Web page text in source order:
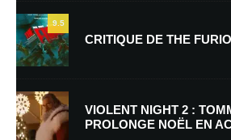
Nom*
9.5
CRITIQUE DE THE
VIOLENT NIGHT 2 :
PROLONGE NOËL EN